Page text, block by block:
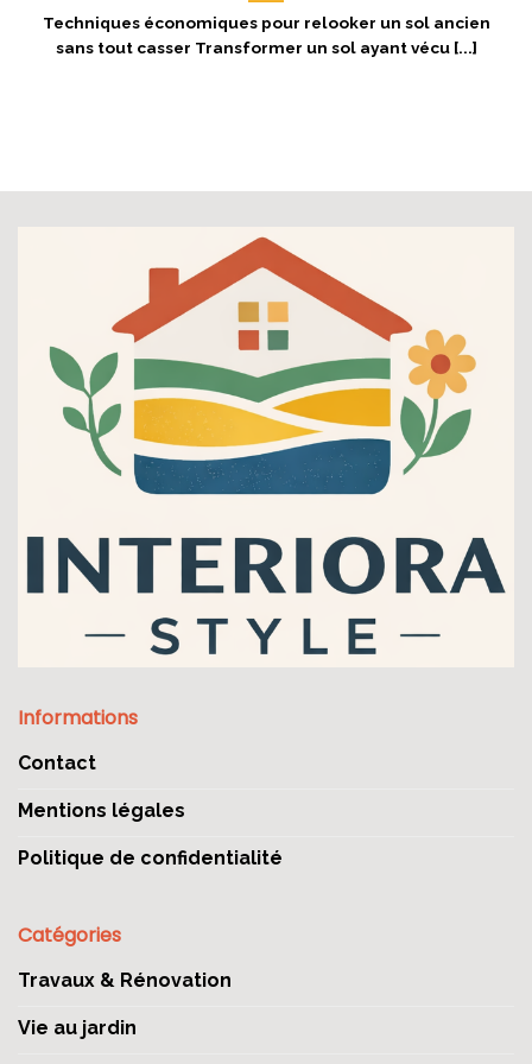
Techniques économiques pour relooker un sol ancien
sans tout casser Transformer un sol ayant vécu [...]
Informations
Contact
Mentions légales
Politique de confidentialité
Catégories
Travaux & Rénovation
Vie au jardin